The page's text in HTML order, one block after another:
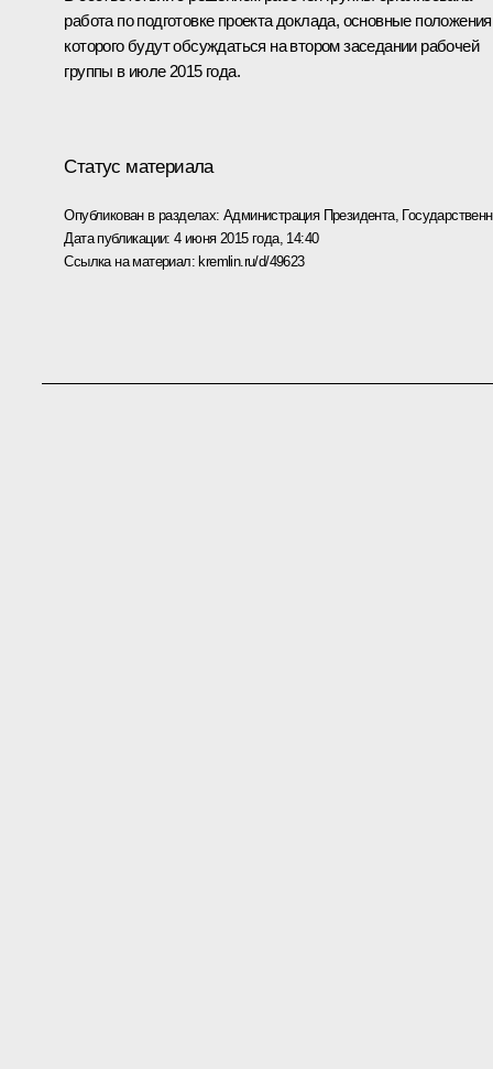
работа по подготовке проекта доклада, основные положения
которого будут обсуждаться на втором заседании рабочей
группы в июле 2015 года.
Статус материала
Опубликован в разделах: Администрация Президента,
Дата публикации:4 июня 2015 года, 14:40
Ссылка на материал: kremlin.ru/d/49623